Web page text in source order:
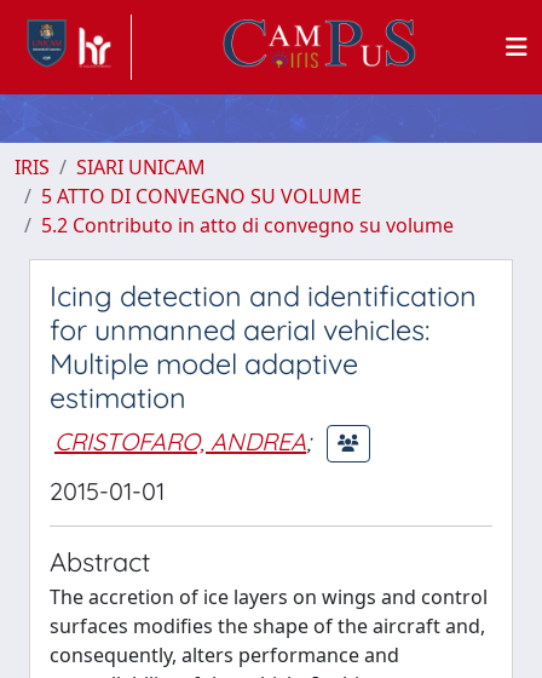
IRIS
SIARI UNICAM
5 ATTO DI CONVEGNO SU VOLUME
5.2 Contributo in atto di convegno su volume
Icing detection and identification
for unmanned aerial vehicles:
Multiple model adaptive
estimation
CRISTOFARO, ANDREA;
2015-01-01
Abstract
The accretion of ice layers on wings and control
surfaces modifies the shape of the aircraft and,
consequently, alters performance and